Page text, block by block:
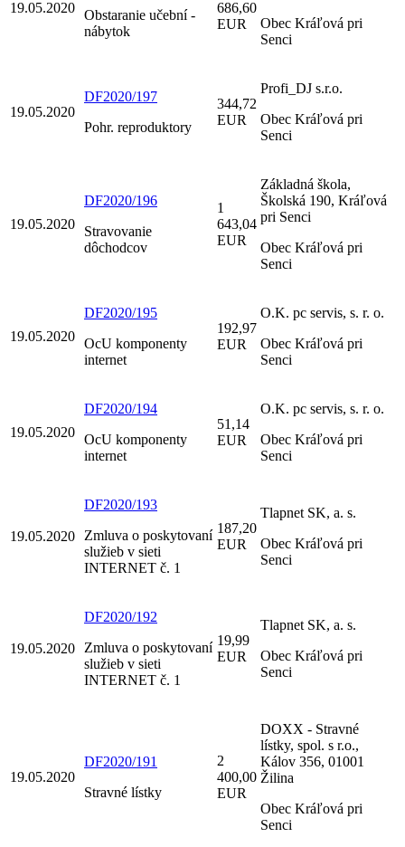
19.05.2020 Obstaranie učební -
nábytok
686,60
EUR
Obec Kráľová pri
Senci
19.05.2020
DF2020/197
Pohr. reproduktory
344,72
EUR
Profi_DJ s.r.o.
Obec Kráľová pri
Senci
19.05.2020
DF2020/196
Stravovanie
dôchodcov
1
643,04
EUR
Základná škola,
Školská 190, Kráľová
pri Senci
Obec Kráľová pri
Senci
19.05.2020
DF2020/195
OcU komponenty
internet
192,97
EUR
O.K. pc servis, s. r. o.
Obec Kráľová pri
Senci
19.05.2020
DF2020/194
OcU komponenty
internet
51,14
EUR
O.K. pc servis, s. r. o.
Obec Kráľová pri
Senci
19.05.2020
DF2020/193
Zmluva o poskytovaní
služieb v sieti
INTERNET č. 1
187,20
EUR
Tlapnet SK, a. s.
Obec Kráľová pri
Senci
19.05.2020
DF2020/192
Zmluva o poskytovaní
služieb v sieti
INTERNET č. 1
19,99
EUR
Tlapnet SK, a. s.
Obec Kráľová pri
Senci
19.05.2020
DF2020/191
Stravné lístky
2
400,00
EUR
DOXX - Stravné
lístky, spol. s r.o.,
Kálov 356, 01001
Žilina
Obec Kráľová pri
Senci